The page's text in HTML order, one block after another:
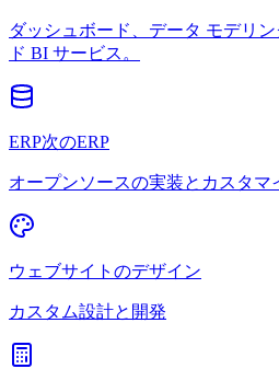
ダッシュボード、データ モデリ
ド BI サービス。
ERP次のERP
オープンソースの実装とカスタマ
ウェブサイトのデザイン
カスタム設計と開発